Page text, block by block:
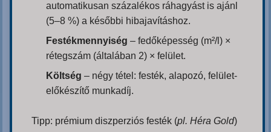
automatikusan százalékos ráhagyást is ajánl
(5–8 %) a későbbi hibajavításhoz.
Festékmennyiség – fedőképesség (m²/l) ×
rétegszám (általában 2) × felület.
Költség – négy tétel: festék, alapozó, felület-
előkészítő munkadíj.
Tipp: prémium diszperziós festék (pl. Héra Gold)